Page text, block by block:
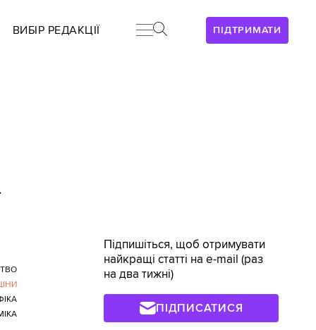
ПІДТРИМАТИ
ВИБІР РЕДАКЦІЇ
Підпишіться, щоб отримувати
найкращі статті на e-mail (раз
на два тижні)
ПІДПИСАТИСЯ